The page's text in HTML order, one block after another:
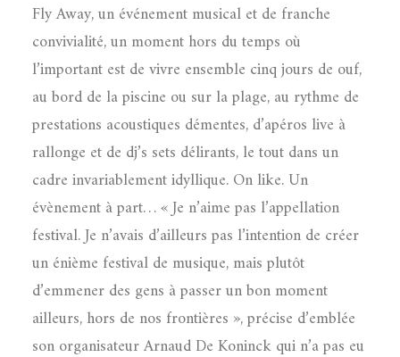
Fly Away, un événement musical et de franche
convivialité, un moment hors du temps où
l’important est de vivre ensemble cinq jours de ouf,
au bord de la piscine ou sur la plage, au rythme de
prestations acoustiques démentes, d’apéros live à
rallonge et de dj’s sets délirants, le tout dans un
cadre invariablement idyllique. On like. Un
évènement à part… « Je n’aime pas l’appellation
festival. Je n’avais d’ailleurs pas l’intention de créer
un énième festival de musique, mais plutôt
d’emmener des gens à passer un bon moment
ailleurs, hors de nos frontières », précise d’emblée
son organisateur Arnaud De Koninck qui n’a pas eu